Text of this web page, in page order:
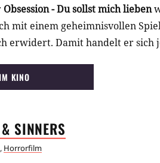
Obsession - Du sollst mich lieben
mit einem geheimnisvollen
erwidert. Damit handelt er sich
KINO
SINNERS
, Horrorfilm